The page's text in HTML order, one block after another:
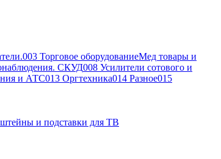
003 Торговое оборудованиеМед товары и
СКУД008 Усилители сотового и
и АТС013 Оргтехника014 Разное015
и подставки для ТВ